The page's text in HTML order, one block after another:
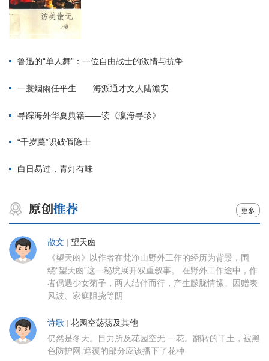
鲁迅的“单人舞”：一位自由战士的激情与抗争
一蓑烟雨任平生——海派通才文人陆澹安
寻踪海外华夏典籍——读《瀛海寻珍》
“千岁蘽”识破假隐士
白日易过，青灯有味
更多
散文 望天凼
《望天凼》以作者在梵净山野外工作的经历为背景，围
绕“望天凼”这一秘境展开双重叙事。 在野外工作途中，作
者偶遇少女菊子，两人结伴而行，产生朦胧情愫。因赠表
风波、家庭阻挠等阴
诗歌 花园空荡荡及其他
仍然是冬天。目力所及花园空无 一花。翻转的干土，被黑
色防护网 遮覆的部分应该播下了花种